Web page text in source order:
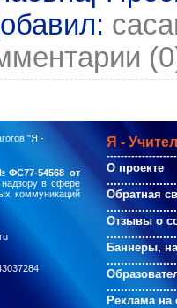
"Я -
Я -
О проекте
Обратная
Отзывы о
Баннеры,
Реклама на
54568 от
в сфере
коммуникаций